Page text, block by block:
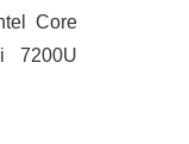
Core
7200U